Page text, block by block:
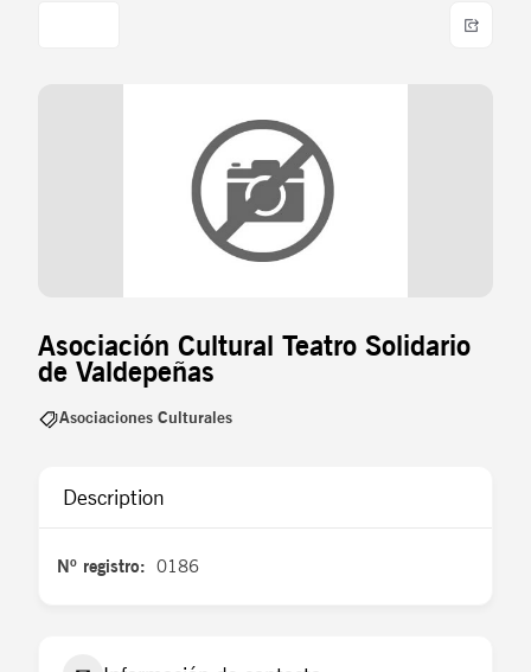
Asociación Cultural Teatro Solidario
de Valdepeñas
Asociaciones Culturales
Description
Nº registro: 0186